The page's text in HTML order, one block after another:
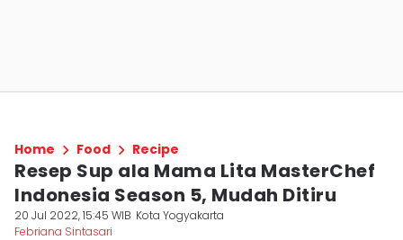
Home Food Recipe
Resep Sup ala Mama Lita MasterChef
Indonesia Season 5, Mudah Ditiru
20 Jul 2022, 15:45 WIB Kota Yogyakarta
Febriana Sintasari